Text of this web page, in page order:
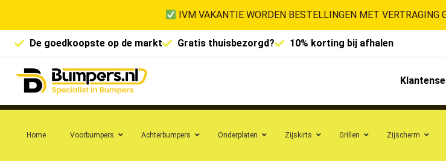
IVM VAKANTIE WORDEN BESTELLINGEN MET
De goedkoopste op de markt Gratis thuisbezorgd? 10% korting bij afhalen
Home Voorbumpers Achterbumpers Onderplaten Zijskirts Grillen Zijscherm